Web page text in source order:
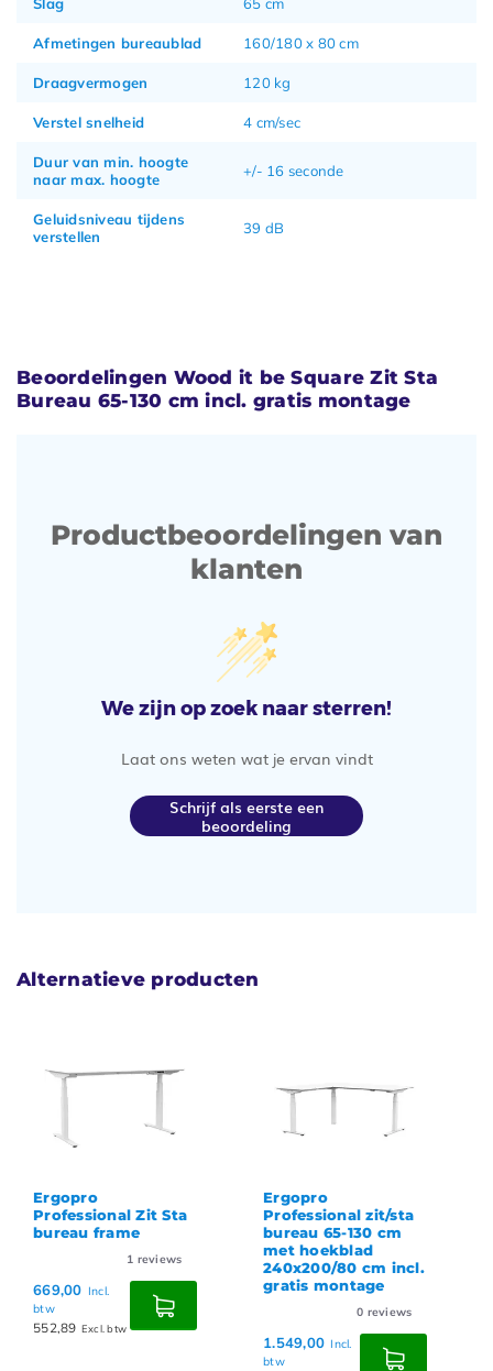
Slag 65 cm
Afmetingen bureaublad 160/180 x 80 cm
Draagvermogen 120 kg
Verstel snelheid 4 cm/sec
Duur van min. hoogte
naar max. hoogte
+/- 16 seconde
Geluidsniveau tijdens
verstellen
39 dB
Beoordelingen Wood it be Square Zit Sta
Bureau 65-130 cm incl. gratis montage
Productbeoordelingen van
klanten
We zijn op zoek naar sterren!
Laat ons weten wat je ervan vindt
Schrijf als eerste een
beoordeling
Alternatieve producten
Ergopro
Professional Zit Sta
bureau frame
1 reviews
669,00 Incl.
btw
552,89 Excl. btw
Ergopro
Professional zit/sta
bureau 65-130 cm
met hoekblad
240x200/80 cm incl.
gratis montage
0 reviews
1.549,00 Incl.
btw